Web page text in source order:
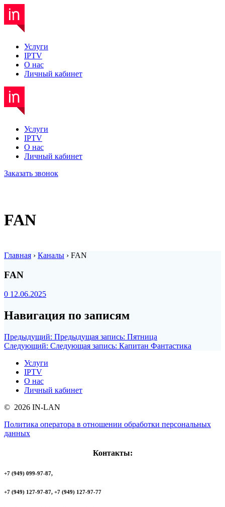
Услуги
IPTV
О нас
Личный кабинет
Услуги
IPTV
О нас
Личный кабинет
Заказать звонок
FAN
Главная › Каналы › FAN
FAN
0 12.06.2025
Навигация по записям
Предыдущий: Предыдущая запись: Пятница
Следующий: Следующая запись: Капитан Фантастика
Услуги
IPTV
О нас
Личный кабинет
© 2026 IN-LAN
Политика оператора в отношении обработки персональных
данных
Контакты:
+7 (949) 099-97-87,
+7 (949) 127-97-87, +7 (949) 127-97-77